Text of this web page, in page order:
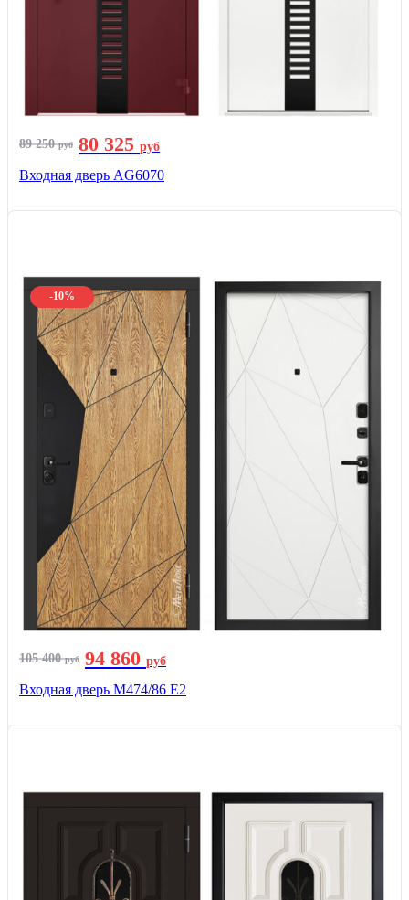
89 250руб 80 325 руб
Входная дверь AG6070
-10%
105 400руб 94 860 руб
Входная дверь М474/86 Е2